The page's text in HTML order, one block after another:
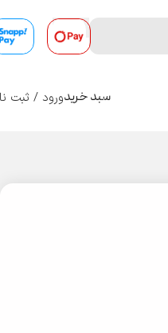
0
سبد خریدورود / ثبت